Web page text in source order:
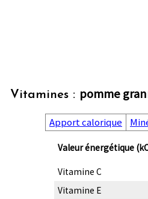
Vitamines : pomme
Apport calorique
Valeur énergétique
Vitamine C
Vitamine E